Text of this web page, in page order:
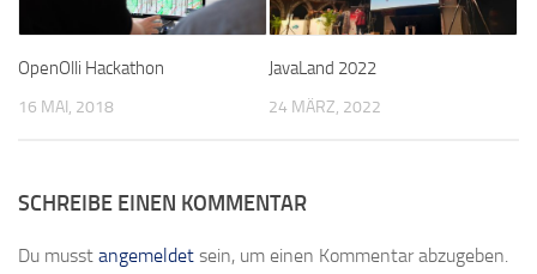
OpenOlli Hackathon
16 MAI, 2018
JavaLand 2022
24 MÄRZ, 2022
SCHREIBE EINEN KOMMENTAR
Du musst angemeldet sein, um einen Kommentar abzugeben.